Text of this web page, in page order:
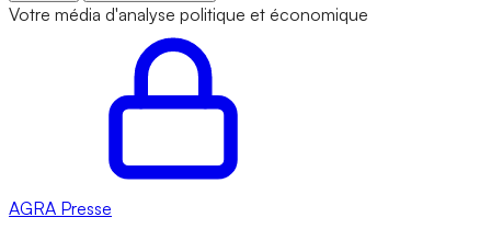
Votre média d'analyse politique et économique
AGRA Presse